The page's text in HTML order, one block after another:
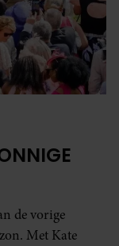
ze hebben
services. U
website blijft
de vorige
Met Kate